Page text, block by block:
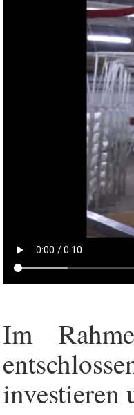
Im
investieren